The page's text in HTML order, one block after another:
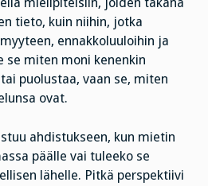
mielipiteisiin, joiden takana
tieto, kuin niihin, jotka
ennakkoluuloihin ja
se miten moni kenenkin
puolustaa, vaan se, miten
ovat.
ahdistukseen, kun mietin
päälle vai tuleeko se
lähelle. Pitkä perspektiivi